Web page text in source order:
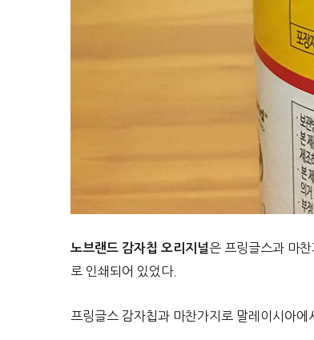
노브랜드 감자칩 오리지널 은 프링글스과 마
로 인쇄되어 있었다.
프링글스 감자칩과 마찬가지로 말레이시아에